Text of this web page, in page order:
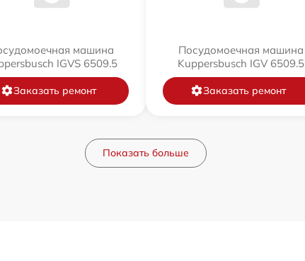
машина
IGVS 6509.5
Заказать ремонт
Посудомоечная машина
Kuppersbusch IGV 6509.5
Заказать ремонт
Показать больше